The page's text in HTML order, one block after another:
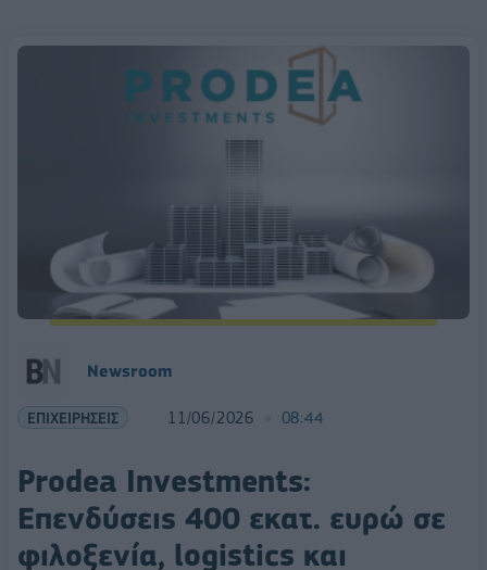
Νewsroom
ΕΠΙΧΕΙΡΗΣΕΙΣ 11/06/2026 08:44
Prodea Investments:
Επενδύσεις 400 εκατ. ευρώ σε
φιλοξενία, logistics και